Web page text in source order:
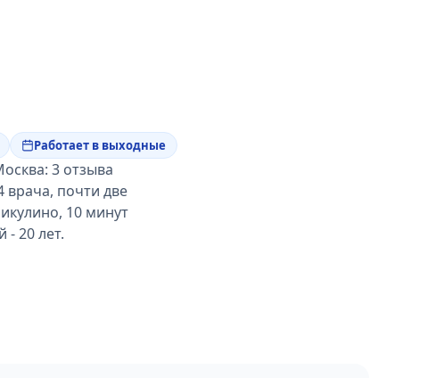
Работает в выходные
3 отзыва
врача, почти две
10 минут
20 лет.